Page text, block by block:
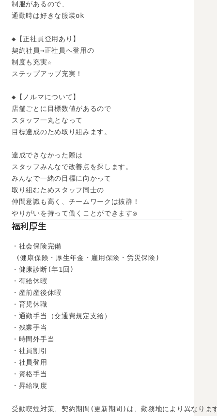
制服があるので、
通勤時は好きな服装ok
◆【正社員登用あり】
契約社員→正社員へ登用の
制度も充実☆
ステップアップ充実！
◆【ノルマについて】
店舗ごとに目標数値があるので
スタッフ一丸となって
目標達成のため取り組みます。
達成できなかった際は
スタッフみんなで改善点を探します。
みんなで一緒の目標に向かって
取り組むためスタッフ同士の
仲間意識も高く、チームワークは抜群！
やりがいを持って働くことができます◎
福利厚生
・社会保険完備
(健康保険・厚生年金・雇用保険・労災保険)
・健康診断(年1回)
・有給休暇
・産前産後休暇
・育児休職
・通勤手当（交通費規定支給）
・残業手当
・時間外手当
・社員割引
・社員登用
・資格手当
・昇給制度
受動喫煙対策、契約期間(更新期間)は、勤務地により異なりま